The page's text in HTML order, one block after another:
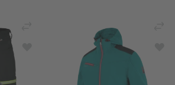
ZUR WUNSCHLISTE HINZUFÜGEN